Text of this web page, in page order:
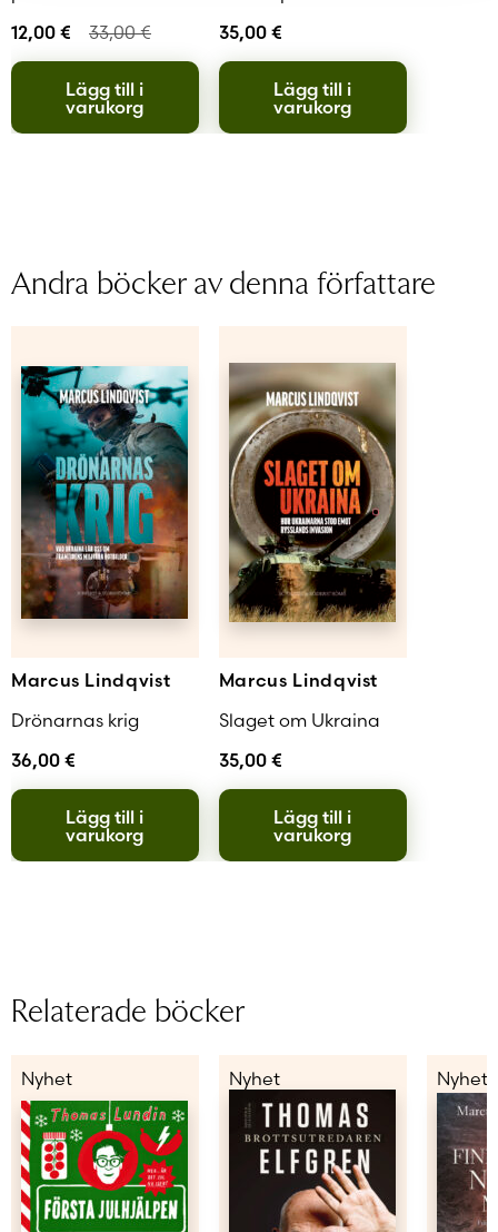
Marcus Prest, Hufvudstadsbladet
12,00 € 33,00€
Lägg till i
varukorg
35,00 €
Lägg till i
varukorg
Andra böcker av denna författare
Marcus Lindqvist
Drönarnas krig
36,00 €
Lägg till i
varukorg
Marcus Lindqvist
Slaget om Ukraina
35,00 €
Lägg till i
varukorg
Relaterade böcker
Nyhet Nyhet Nyhet